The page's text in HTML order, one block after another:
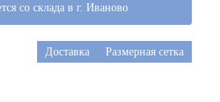
со склада в г. Иваново
Доставка Размерная сетка